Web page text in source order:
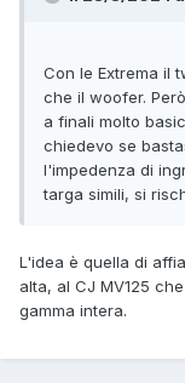
Con le Extrema il
che il woofer.
a finali molto
chiedevo se
l'impedenza di
targa simili, si
L'idea è quella di
alta, al CJ MV125
gamma intera.